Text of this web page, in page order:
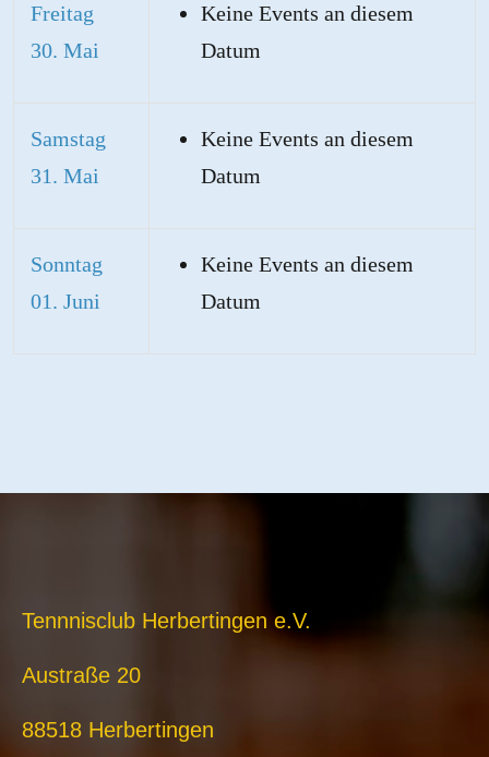
Freitag
30. Mai
Keine Events an diesem
Datum
Samstag
31. Mai
Keine Events an diesem
Datum
Sonntag
01. Juni
Keine Events an diesem
Datum
Tennnisclub Herbertingen e.V.
Austraße 20
88518 Herbertingen